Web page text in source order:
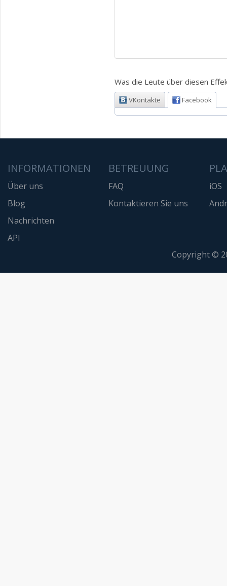
Was die Leute über diesen
VKontakte Facebook
INFORMATIONEN
Über uns
Blog
Nachrichten
API
BETREUUNG
FAQ
Kontaktieren Sie uns
iOS
Copyright ©